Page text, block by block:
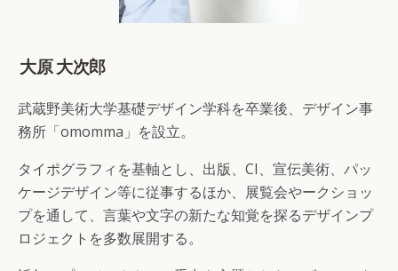
大原 大次郎
武蔵野美術大学基礎デザイン学科を卒業後、デザイン事
務所「omomma」を設立。
タイポグラフィを基軸とし、出版、CI、宣伝美術、パッ
ケージデザイン等に従事するほか、展覧会やークショッ
プを通して、言葉や文字の新たな知覚を探るデザインプ
ロジェクトを多数展開する。